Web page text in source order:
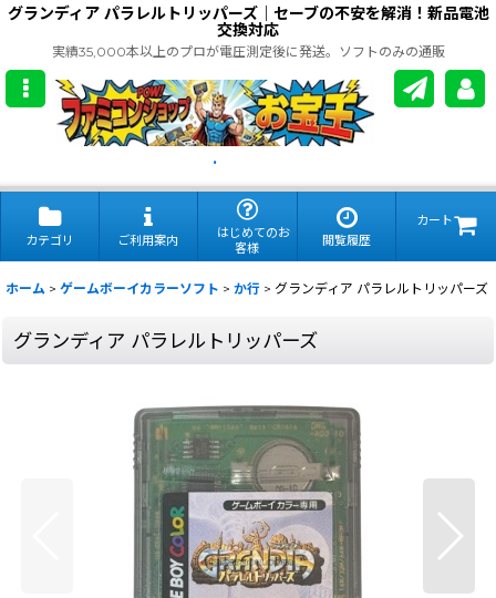
グランディア パラレルトリッパーズ｜セーブの不安を解消！新品電池
交換対応
実績35,000本以上のプロが電圧測定後に発送。ソフトのみの通販
.
カテゴリ ご利用案内
はじめてのお
客様
閲覧履歴
カート
ホーム > ゲームボーイカラーソフト > か行 > グランディア パラレルトリッパーズ
グランディア パラレルトリッパーズ